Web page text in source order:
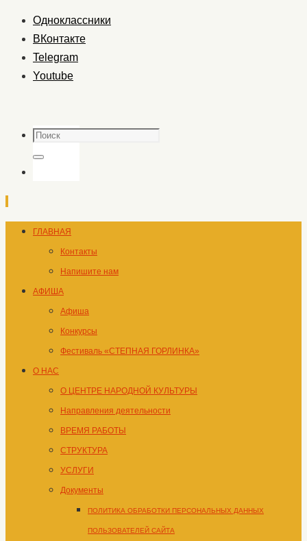
Одноклассники
ВКонтакте
Telegram
Youtube
Поиск
Поиск
Перейти
содержимому
ГЛАВНАЯ
Контакты
Напишите нам
АФИША
Афиша
Конкурсы
Фестиваль «СТЕПНАЯ ГОРЛИНКА»
О НАС
О ЦЕНТРЕ НАРОДНОЙ КУЛЬТУРЫ
Направления деятельности
ВРЕМЯ РАБОТЫ
СТРУКТУРА
УСЛУГИ
Документы
ПОЛИТИКА ОБРАБОТКИ ПЕРСОНАЛЬНЫХ ДАННЫХ
ПОЛЬЗОВАТЕЛЕЙ САЙТА